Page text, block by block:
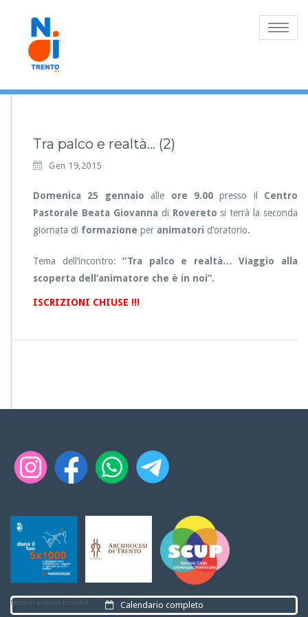
Toggle
Tra palco e realtà… (2)
Gen 19,2015
Domenica 25 gennaio alle ore 9.00presso il Centro
Pastorale Beata Giovanna di Rovereto si terrà la seconda
giornata di formazione per animatori d’oratorio.
Tema dell’incontro:“Tra palco e realtà… Viaggio alla
scoperta dell’animatore che è in noi”.
ISCRIZIONI CHIUSE !!!
Nessun evento trovato! Calendario completo